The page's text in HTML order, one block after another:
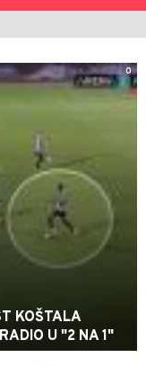
0
KOŠTALA
U "2 NA 1"